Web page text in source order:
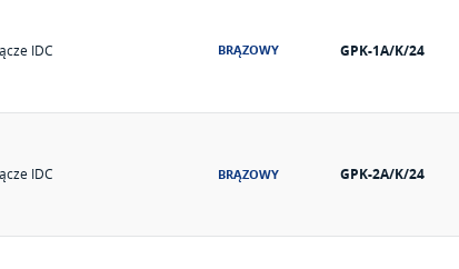
IDC BRĄZOWY GPK-1A/K/24
IDC BRĄZOWY GPK-2A/K/24